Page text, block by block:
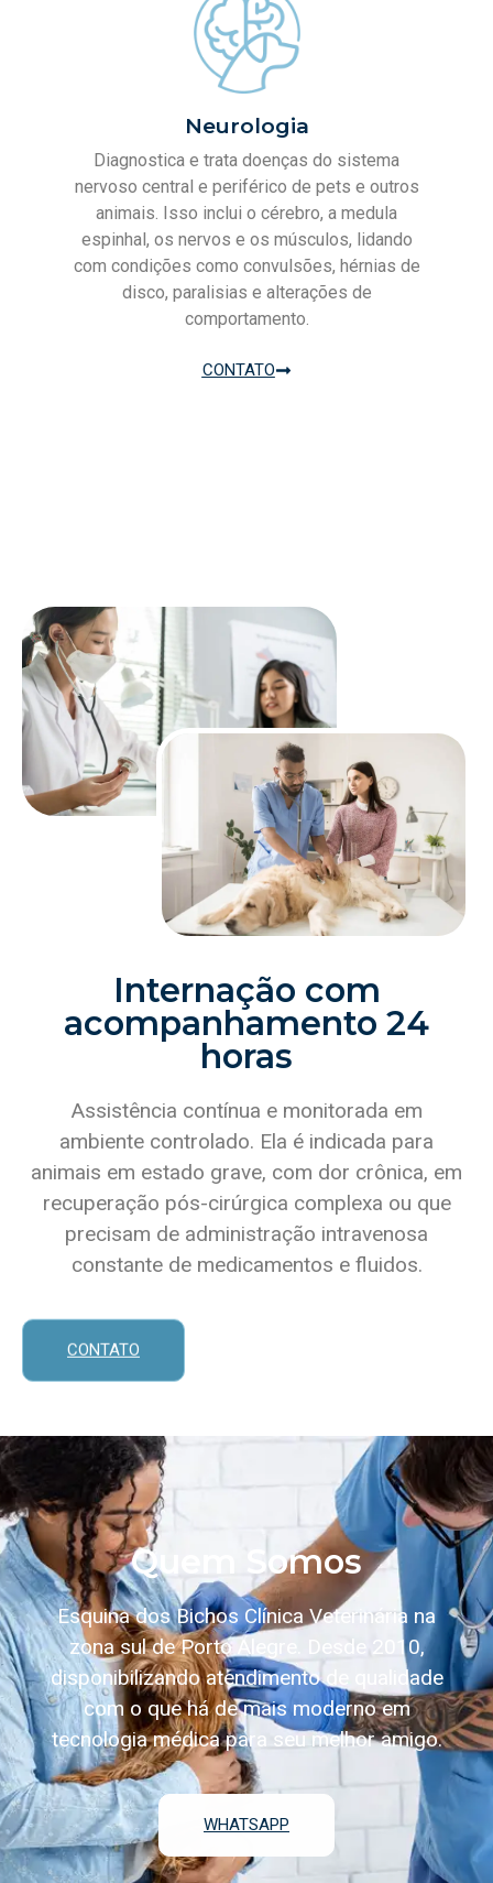
Neurologia
Diagnostica e trata doenças do sistema
nervoso central e periférico de pets e outros
animais. Isso inclui o cérebro, a medula
espinhal, os nervos e os músculos, lidando
com condições como convulsões, hérnias de
disco, paralisias e alterações de
comportamento.
CONTATO
Internação com
acompanhamento 24
horas
Assistência contínua e monitorada em
ambiente controlado. Ela é indicada para
animais em estado grave, com dor crônica, em
recuperação pós-cirúrgica complexa ou que
precisam de administração intravenosa
constante de medicamentos e fluidos.
CONTATO
Quem Somos
Esquina dos Bichos Clínica Veterinária na
zona sul de Porto Alegre. Desde 2010,
disponibilizando atendimento de qualidade
com o que há de mais moderno em
tecnologia médica para seu melhor amigo.
WHATSAPP